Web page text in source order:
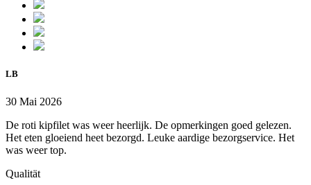
LB
30 Mai 2026
De roti kipfilet was weer heerlijk. De opmerkingen goed gelezen.
Het eten gloeiend heet bezorgd. Leuke aardige bezorgservice. Het
was weer top.
Qualität